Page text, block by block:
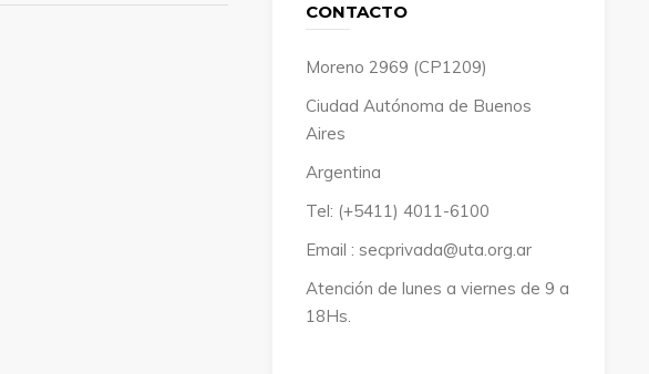
CONTACTO
Moreno 2969 (CP1209)
Ciudad Autónoma de Buenos
Aires
Argentina
Tel: (+5411) 4011-6100
Email : secprivada@uta.org.ar
Atención de lunes a viernes de 9 a
18Hs.